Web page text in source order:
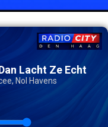
Lacht Ze Echt
Nol Havens